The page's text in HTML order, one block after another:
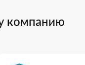
компанию